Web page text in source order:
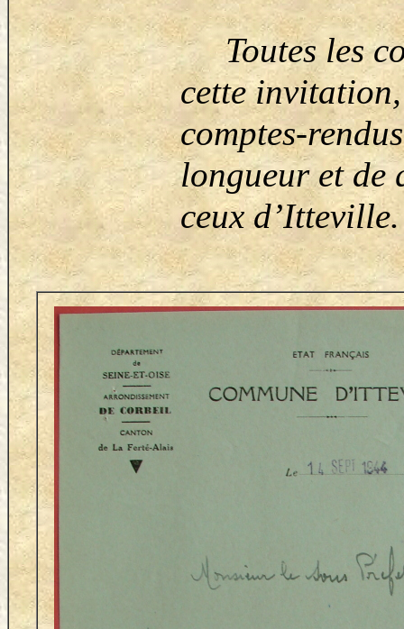
Toutes les
cette
comptes-
longueur et de
ceux d’Itteville.